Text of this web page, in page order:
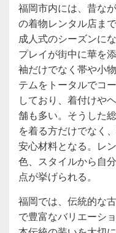
福岡市内には、昔な
の着物レンタル店ま
成人式のシーズンに
プレイが街中に華を
袖だけでなく帯や小
テムをトータルでコ
しており、着付けや
舗も多い。そうした
を着る方だけでなく
安心材料となる。レ
色、スタイルから自
点が挙げられる。
福岡では、伝統的な
で豊富なバリエーシ